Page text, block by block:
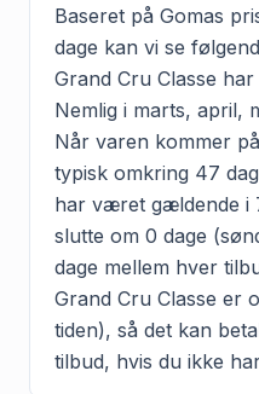
Baseret på Gomas
dage kan vi se
Grand Cru Classe
Nemlig i marts, april,
Når varen kommer
typisk omkring 47
har været gældende i
slutte om 0 dage
dage mellem hver
Grand Cru Classe er
tiden), så det kan
tilbud, hvis du ikke